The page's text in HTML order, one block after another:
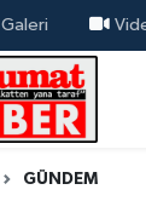
GÜNDEM